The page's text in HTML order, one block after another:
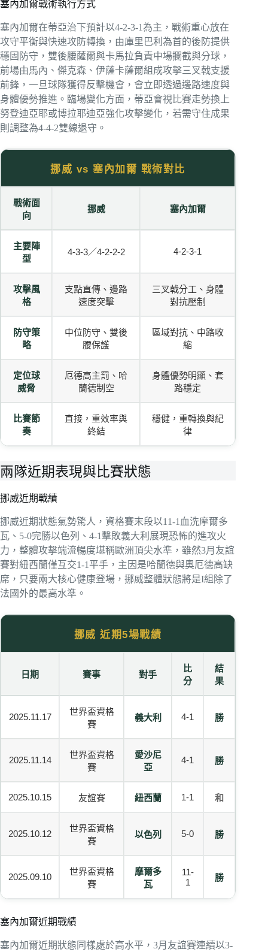
塞內加爾戰術執行方式
塞內加爾在蒂亞治下預計以4-2-3-1為主，戰術重心放在
攻守平衡與快速攻防轉換，由庫里巴利為首的後防提供
穩固防守，雙後腰薩爾與卡馬拉負責中場攔截與分球，
前場由馬內、傑克森、伊薩卡薩爾組成攻擊三叉戟支援
前鋒，一旦球隊獲得反擊機會，會立即透過邊路速度與
身體優勢推進。臨場變化方面，蒂亞會視比賽走勢換上
努登迪亞耶或博拉耶迪亞強化攻擊變化，若需守住成果
則調整為4-4-2雙線退守。
挪威 vs 塞內加爾 戰術對比
戰術面
向
挪威 塞內加爾
主要陣
型
4-3-3／4-2-2-2 4-2-3-1
攻擊風
格
支點直傳、邊路
速度突擊
三叉戟分工、身體
對抗壓制
防守策
略
中位防守、雙後
腰保護
區域對抗、中路收
縮
定位球
威脅
厄德高主罰、哈
蘭德制空
身體優勢明顯、套
路穩定
比賽節
奏
直接，重效率與
終結
穩健，重轉換與紀
律
兩隊近期表現與比賽狀態
挪威近期戰績
挪威近期狀態氣勢驚人，資格賽末段以11-1血洗摩爾多
瓦、5-0完勝以色列、4-1擊敗義大利展現恐怖的進攻火
力，整體攻擊端流暢度堪稱歐洲頂尖水準，雖然3月友誼
賽對紐西蘭僅互交1-1平手，主因是哈蘭德與奧厄德高缺
席，只要兩大核心健康登場，挪威整體狀態將是I組除了
法國外的最高水準。
挪威 近期5場戰績
日期 賽事 對手
比
分
結
果
2025.11.17
世界盃資格
賽
義大利 4-1 勝
2025.11.14
世界盃資格
賽
愛沙尼
亞
4-1 勝
2025.10.15 友誼賽 紐西蘭 1-1 和
2025.10.12
世界盃資格
賽
以色列 5-0 勝
2025.09.10
世界盃資格
賽
摩爾多
瓦
11-
1
勝
塞內加爾近期戰績
塞內加爾近期狀態同樣處於高水平，3月友誼賽連續以3-